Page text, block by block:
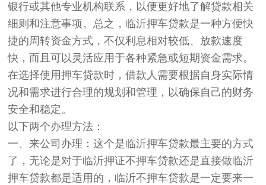
银行或其他专业机构联系，以便更好地了解贷款相关
细则和注意事项。总之，临沂押车贷款是一种方便快
捷的周转资金方式，不仅利息相对较低、放款速度
快，而且可以灵活应用于各种紧急或短期资金需求。
在选择使用押车贷款时，借款人需要根据自身实际情
况和需求进行合理的规划和管理，以确保自己的财务
安全和稳定。
以下两个办理方法：
一、来公司办理：这个是临沂押车贷款最主要的方式
了，无论是对于临沂押证不押车贷款还是直接做临沂
押车贷款都是适用的，临沂不押车贷款是一定要来一